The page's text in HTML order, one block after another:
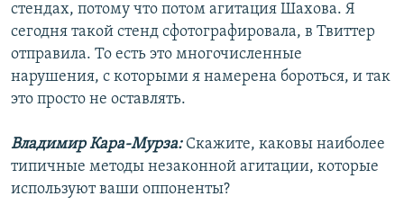
стендах, потому что потом агитация Шахова. Я
сегодня такой стенд сфотографировала, в Твиттер
отправила. То есть это многочисленные
нарушения, с которыми я намерена бороться, и так
это просто не оставлять.
Владимир Кара-Мурза:Скажите, каковы наиболее
типичные методы незаконной агитации, которые
используют ваши оппоненты?